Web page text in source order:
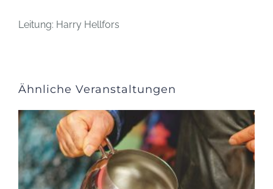
Leitung: Harry Hellfors
Ähnliche Veranstaltungen